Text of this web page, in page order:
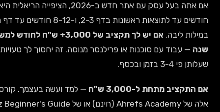
אם אתה בעל עסק עם אתר חדש ב-2026, הציפייה הריאלית היא 4-6
חודשים עד לתוצאות ראשונות בדף 2-3, ו-8-12 חודשים עד דף ראשון
ליבה.
אם יש לך תקציב של 3,000+ ש"ח לחודש למשך חצי
עבוד עם סוכנות או פרילנסר מנוסה. זה יחסוך לך טעויות טכניות
ובכסף.
מתחת ל-3,000 ש"ח
— למד ועשה בעצמך. קורסים כמו
אלה של Ahrefs Academy (חינם) או של Moz Beginner's Guide יתנו